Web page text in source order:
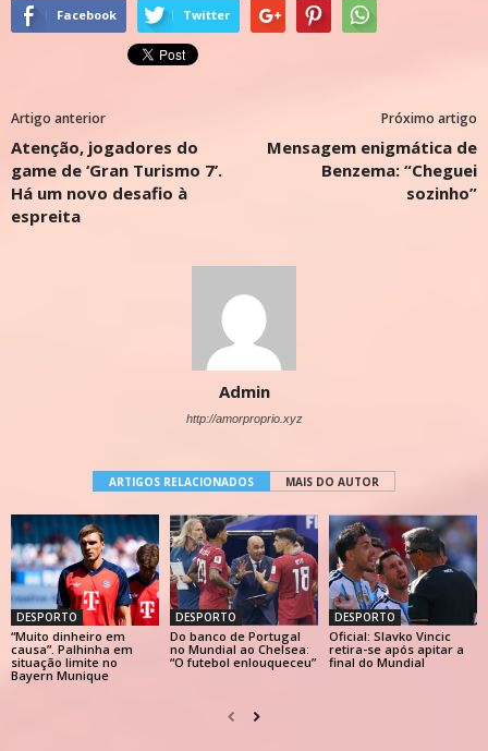
Facebook Twitter
Artigo anterior
Atenção, jogadores do
game de ‘Gran Turismo 7’.
Há um novo desafio à
espreita
Próximo artigo
Mensagem enigmática de
Benzema: “Cheguei
sozinho”
Admin
http://amorproprio.xyz
ARTIGOS RELACIONADOS MAIS DO AUTOR
DESPORTO
“Muito dinheiro em
causa”. Palhinha em
situação limite no
Bayern Munique
DESPORTO
Do banco de Portugal
no Mundial ao Chelsea:
“O futebol enlouqueceu”
DESPORTO
Oficial: Slavko Vincic
retira-se após apitar a
final do Mundial